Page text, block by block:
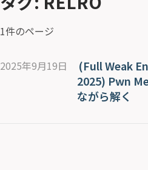
1件のページ
2025年9月19日
(Full Weak
2025) Pwn
ながら解く